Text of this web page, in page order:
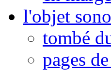
l'objet
tombé
pages